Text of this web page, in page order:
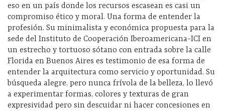
eso en un país donde los recursos escasean es casi un
compromiso ético y moral. Una forma de entender la
profesión. Su minimalista y económica propuesta para la
sede del Instituto de Cooperación Iberoamericana-ICI en
un estrecho y tortuoso sótano con entrada sobre la calle
Florida en Buenos Aires es testimonio de esa forma de
entender la arquitectura como servicio y oportunidad. Su
búsqueda alegre, pero nunca frívola de la belleza, lo llevó
a experimentar formas, colores y texturas de gran
expresividad pero sin descuidar ni hacer concesiones en